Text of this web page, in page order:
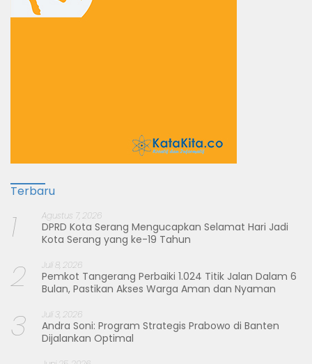
Terbaru
1 Agustus 7, 2026
DPRD Kota Serang Mengucapkan Selamat Hari Jadi
Kota Serang yang ke-19 Tahun
2 Juli 8, 2026
Pemkot Tangerang Perbaiki 1.024 Titik Jalan Dalam 6
Bulan, Pastikan Akses Warga Aman dan Nyaman
3 Juli 3, 2026
Andra Soni: Program Strategis Prabowo di Banten
Dijalankan Optimal